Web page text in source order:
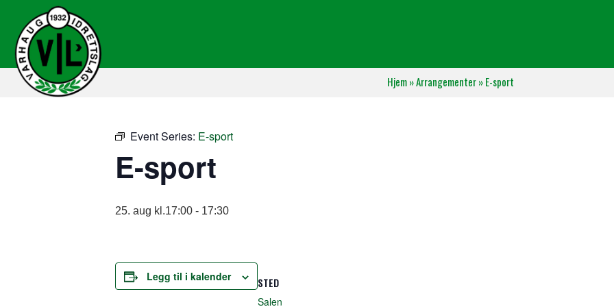
Hjem»Arrangementer»E-sport
Event Series: E-sport
E-sport
25. aug kl.17:00 - 17:30
Legg til i kalender STED
Salen